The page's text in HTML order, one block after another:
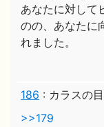
あなたに対して
のの、あなたに
れました。
186 : カラスの
>>179